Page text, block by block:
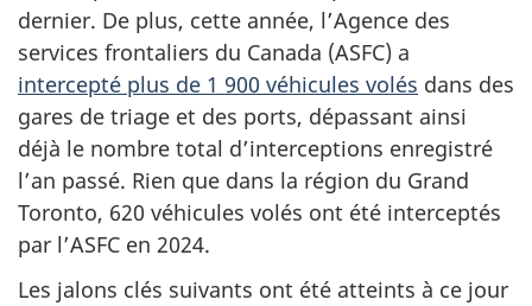
dernier. De plus, cette année, l’Agence des
services frontaliers du Canada (ASFC) a
intercepté plus de 1 900 véhicules volés dans des
gares de triage et des ports, dépassant ainsi
déjà le nombre total d’interceptions enregistré
l’an passé. Rien que dans la région du Grand
Toronto, 620 véhicules volés ont été interceptés
par l’ASFC en 2024.
Les jalons clés suivants ont été atteints à ce jour